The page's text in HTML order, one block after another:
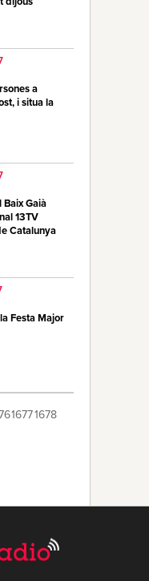
a
i situa la
Baix Gaià
13TV
Catalunya
Festa Major
16771678